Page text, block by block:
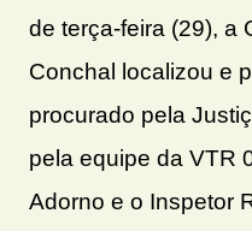
de terça-feira (29), a
Conchal localizou e
procurado pela
pela equipe da VTR
Adorno e o Inspetor